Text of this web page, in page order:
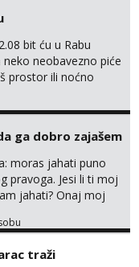
bit ću u Rabu
neobavezno piće
prostor ili noćno
ga dobro zajašem
moras jahati puno
pravoga. Jesi li ti moj
jahati? Onaj moj
se tamo....
traži